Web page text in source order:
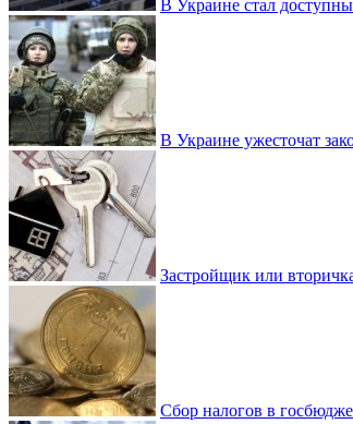
В Украине стал
В Украине ужесточат
Застройщик или
Сбор налогов в